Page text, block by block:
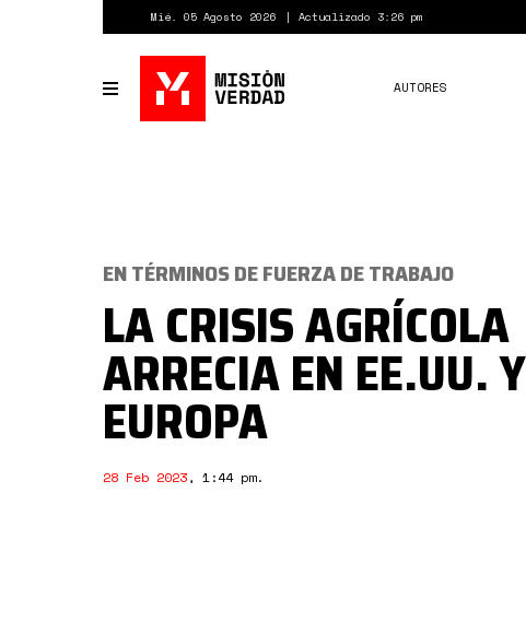
Mié. 05 Agosto 2026 Actualizado 3:26 pm
Toggle
navigation
AUTORES
EN TÉRMINOS DE FUERZA DE TRABAJO
LA CRISIS AGRÍCOLA
ARRECIA EN EE.UU. Y
EUROPA
28 Feb 2023, 1:44 pm.